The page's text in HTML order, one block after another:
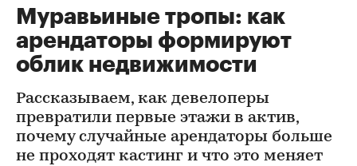
Муравьиные тропы: как
арендаторы формируют
облик недвижимости
Рассказываем, как девелоперы
превратили первые этажи в актив,
почему случайные арендаторы больше
не проходят кастинг и что это меняет